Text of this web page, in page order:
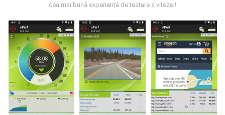
De unde provin datele?
Datele sunt colectate din testele efectuate de
utilizatorii aplicației nPerf. Acestea sunt teste
efectuate în condiții reale, direct pe teren. Dacă doriți
să vă implicați, tot ce trebuie să faceți este să
descărcați aplicația nPerf pe smartphone.Cu cât
există mai multe date, cu atât hărțile vor fi mai
cuprinzătoare!
cea mai bună experiență de testare a vitezei!